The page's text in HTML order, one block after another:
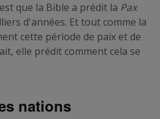
que la Bible a prédit la Pax
d'années. Et tout comme la
cette période de paix et de
elle prédit comment cela se
nations